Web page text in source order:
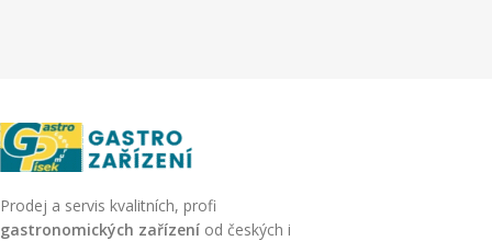
Prodej a servis kvalitních, profi
gastronomických zařízení od českých i